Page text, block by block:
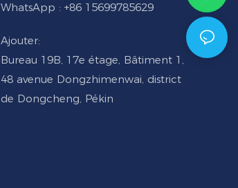
WhatsApp : +86 15699785629
Ajouter:
Bureau 19B, 17e étage, Bâtiment 1,
48 avenue Dongzhimenwai, district
de Dongcheng, Pékin